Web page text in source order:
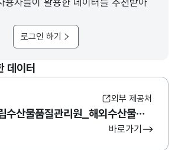
용자들이 활용한 데이터를 추천받아
로그인 하기
데이터
외부 제공처
해양수산부 국립수산물품질관리원_해외수산물생산위생시설현황
바로가기